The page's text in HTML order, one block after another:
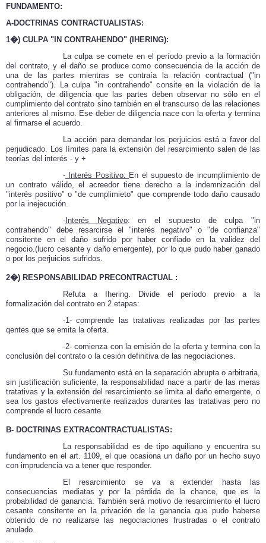
FUNDAMENTO:
A-DOCTRINAS CONTRACTUALISTAS:
1�) CULPA "IN CONTRAHENDO" (IHERING):
La culpa se comete en el período previo a la formación
del contrato, y el daño se produce como consecuencia de la acción de
una de las partes mientras se contraía la relación contractual ("in
contrahendo"). La culpa "in contrahendo" consite en la violación de la
obligación, de diligencia que las partes deben observar no sólo en el
cumplimiento del contrato sino también en el transcurso de las relaciones
anteriores al mismo. Ese deber de diligencia nace con la oferta y termina
al firmarse el acuerdo.
La acción para demandar los perjuicios está a favor del
perjudicado. Los límites para la extensión del resarcimiento salen de las
teorías del interés - y +
- Interés Positivo: En el supuesto de incumplimiento de
un contrato válido, el acreedor tiene derecho a la indemnización del
"interés positivo" o "de cumplimieto" que comprende todo daño causado
por la inejecución.
- Interés Negativo: en el supuesto de culpa "in
contrahendo" debe resarcirse el "interés negativo" o "de confianza"
consitente en el daño sufrido por haber confiado en la validez del
negocio.(lucro cesante y daño emergente), por lo que pudo haber ganado
o por los perjuicios sufridos.
2�) RESPONSABILIDAD PRECONTRACTUAL :
Refuta a Ihering.
Divide el período previo a la
formalización del contrato en 2 etapas:
-1- comprende las tratativas realizadas por las partes
qentes que se emita la oferta.
-2- comienza con la emisión de la oferta y termina con la
conclusión del contrato o la cesión definitiva de las negociaciones.
Su fundamento está en la separación abrupta o arbitraria,
sin justificación suficiente, la responsabilidad nace a partir de las meras
tratativas y la extensión del resarcimiento se limita al daño emergente, o
sea los gastos efectivamente realizados durantes las tratativas pero no
comprende el lucro cesante.
B- DOCTRINAS EXTRACONTRACTUALISTAS:
La responsabilidad es de tipo aquiliano y encuentra su
fundamento en el art. 1109, el que ocasiona un daño por un hecho suyo
con imprudencia va a tener que responder.
El resarcimiento se va a extender hasta las
consecuencias mediatas y por la pérdida de la chance, que es la
probabilidad de ganancia. También será motivo de resarcimiento el lucro
cesante consitente en la privación de la ganancia que pudo haberse
obtenido de no realizarse las negociaciones frustradas o el contrato
anulado.